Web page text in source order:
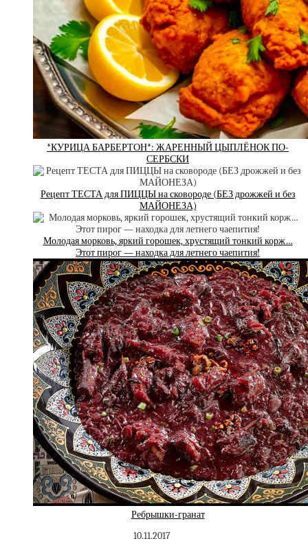
*КУРИЦА БАРБЕРТОН*: ЖАРЕННЫЙ ЦЫПЛЁНОК ПО-
СЕРБСКИ
Рецепт ТЕСТА для ПИЦЦЫ на сковороде (БЕЗ дрожжей и без
МАЙОНЕЗА)
Молодая морковь, яркий горошек, хрустящий тонкий корж…
Этот пирог — находка для летнего чаепития!
Ребрышки-гранат
10.11.2017